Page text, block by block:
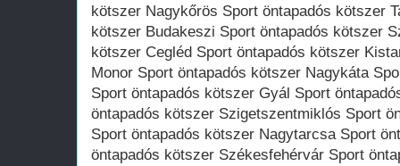
kötszer Nagykőrös Sport öntapadós kötszer
kötszer Budakeszi Sport öntapadós kötszer
kötszer Cegléd Sport öntapadós kötszer
Monor Sport öntapadós kötszer Nagykáta
Sport öntapadós kötszer Gyál Sport
öntapadós kötszer Szigetszentmiklós Sport
Sport öntapadós kötszer Nagytarcsa Sport
öntapadós kötszer Székesfehérvár Sport